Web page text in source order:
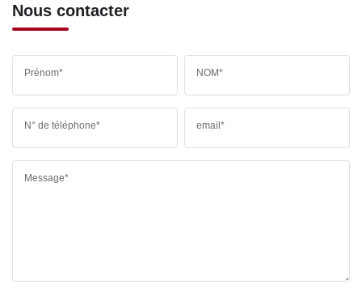
Nous contacter
Prénom* NOM*
N° de téléphone* email*
Message*